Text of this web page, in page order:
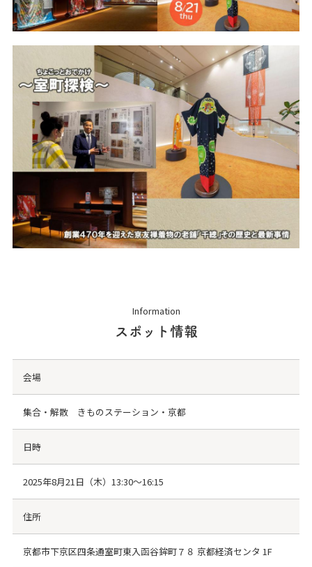
Information
スポット情報
会場
集合・解散 きものステーション・京都
日時
2025年8月21日（木）13:30～16:15
住所
京都市下京区四条通室町東入函谷鉾町７８ 京都経済センタ 1F